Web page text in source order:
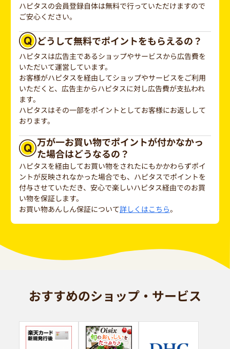
ハピタスの会員登録自体は無料で行っていただけますので
ご安心ください。
どうして無料でポイントをもらえるの？
ハピタスは広告主であるショップやサービスから広告費を
いただいて運営しています。
お客様がハピタスを経由してショップやサービスをご利用
いただくと、広告主からハピタスに対し広告費が支払われ
ます。
ハピタスはその一部をポイントとしてお客様にお返しして
おります。
万が一お買い物でポイントが付かなかっ
た場合はどうなるの？
ハピタスを経由してお買い物をされたにもかかわらずポイ
ントが反映されなかった場合でも、ハピタスでポイントを
付与させていただき、安心で楽しいハピタス経由でのお買
い物を保証します。
お買い物あんしん保証について詳しくはこちら。
おすすめのショップ・サービス